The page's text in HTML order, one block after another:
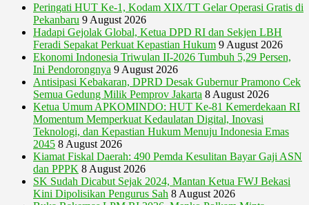
Peringati HUT Ke-1, Kodam XIX/TT Gelar Operasi Gratis di
Pekanbaru 9 August 2026
Hadapi Gejolak Global, Ketua DPD RI dan Sekjen LBH
Feradi Sepakat Perkuat Kepastian Hukum 9 August 2026
Ekonomi Indonesia Triwulan II-2026 Tumbuh 5,29 Persen,
Ini Pendorongnya 9 August 2026
Antisipasi Kebakaran, DPRD Desak Gubernur Pramono Cek
Semua Gedung Milik Pemprov Jakarta 8 August 2026
Ketua Umum APKOMINDO: HUT Ke-81 Kemerdekaan RI
Momentum Memperkuat Kedaulatan Digital, Inovasi
Teknologi, dan Kepastian Hukum Menuju Indonesia Emas
2045 8 August 2026
Kiamat Fiskal Daerah: 490 Pemda Kesulitan Bayar Gaji ASN
dan PPPK 8 August 2026
SK Sudah Dicabut Sejak 2024, Mantan Ketua FWJ Bekasi
Kini Dipolisikan Pengurus Sah 8 August 2026